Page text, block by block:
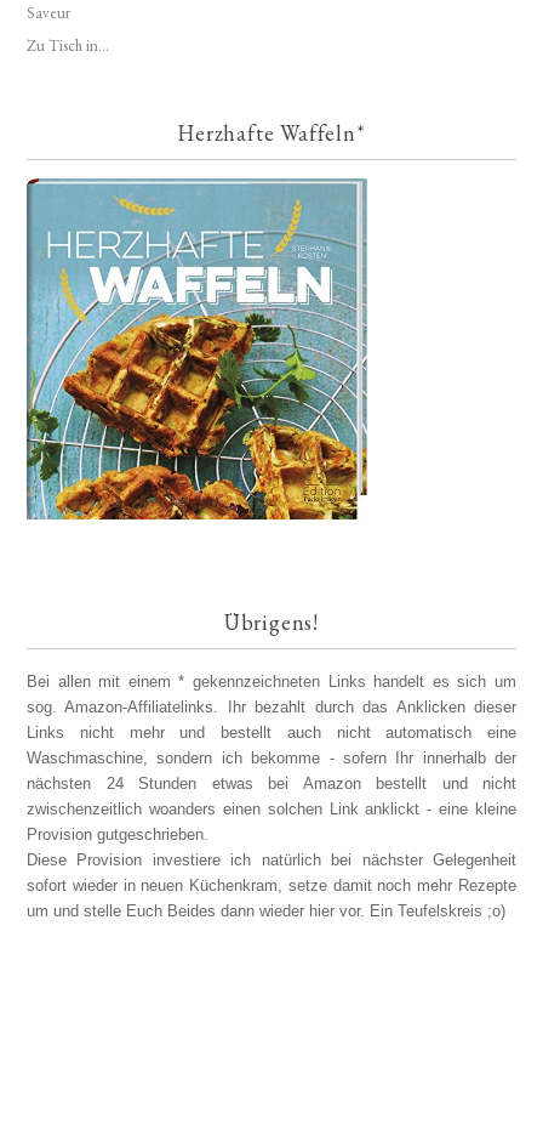
Saveur
Zu Tisch in...
Herzhafte Waffeln*
Übrigens!
Bei allen mit einem * gekennzeichneten Links handelt es sich um
sog. Amazon-Affiliatelinks. Ihr bezahlt durch das Anklicken dieser
Links nicht mehr und bestellt auch nicht automatisch eine
Waschmaschine, sondern ich bekomme - sofern Ihr innerhalb der
nächsten 24 Stunden etwas bei Amazon bestellt und nicht
zwischenzeitlich woanders einen solchen Link anklickt - eine kleine
Provision gutgeschrieben.
Diese Provision investiere ich natürlich bei nächster Gelegenheit
sofort wieder in neuen Küchenkram, setze damit noch mehr Rezepte
um und stelle Euch Beides dann wieder hier vor. Ein Teufelskreis ;o)